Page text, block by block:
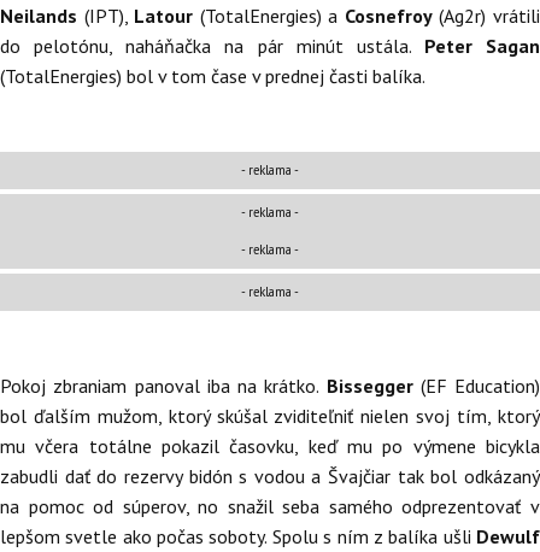
Neilands (IPT), Latour (TotalEnergies) a Cosnefroy(Ag2r) vrátili
do pelotónu, naháňačka na pár minút ustála. Peter Sagan
(TotalEnergies) bol v tom čase v prednej časti balíka.
- reklama -
- reklama -
- reklama -
- reklama -
Pokoj zbraniam panoval iba na krátko. Bissegger(EF Education)
bol ďalším mužom, ktorý skúšal zviditeľniť nielen svoj tím, ktorý
mu včera totálne pokazil časovku, keď mu po výmene bicykla
zabudli dať do rezervy bidón s vodou a Švajčiar tak bol odkázaný
na pomoc od súperov, no snažil seba samého odprezentovať v
lepšom svetle ako počas soboty. Spolu s ním z balíka ušli Dewulf